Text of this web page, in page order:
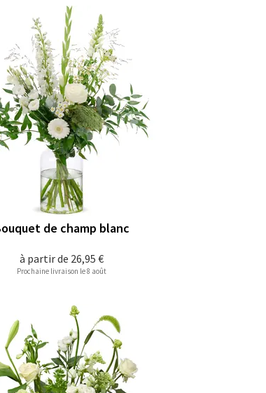
à partir de 26,95 €
de champ blanc
Prochaine livraison le 8 août